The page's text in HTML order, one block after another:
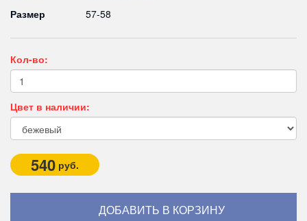
Размер
57-58
Кол-во:
Цвет в наличии:
540 руб.